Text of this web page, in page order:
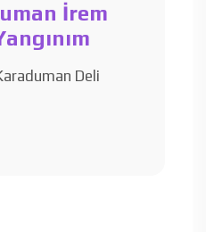
İrem
Deli